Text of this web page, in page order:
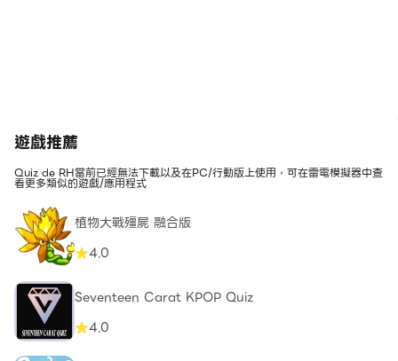
遊戲推薦
Quiz de RH當前已經無法下載以及在PC/行動版上使用，可在雷電模擬器中查
看更多類似的遊戲/應用程式
植物大戰殭屍 融合版
4.0
Seventeen Carat KPOP Quiz
4.0